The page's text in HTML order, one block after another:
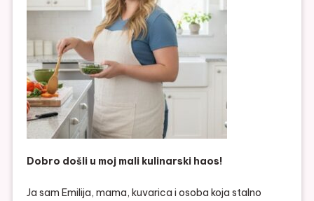
Dobro došli u moj mali kulinarski haos!
Ja sam Emilija, mama, kuvarica i osoba koja stalno